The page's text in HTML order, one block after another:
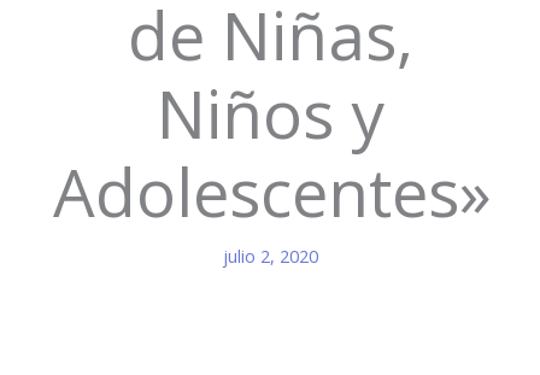
de Niñas,
Niños y
Adolescentes»
julio 2, 2020